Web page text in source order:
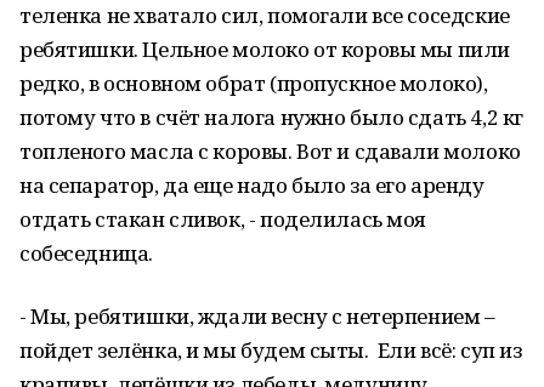
теленка не хватало сил, помогали все соседские
ребятишки. Цельное молоко от коровы мы пили
редко, в основном обрат (пропускное молоко),
потому что в счёт налога нужно было сдать 4,2 кг
топленого масла с коровы. Вот и сдавали молоко
на сепаратор, да еще надо было за его аренду
отдать стакан сливок, - поделилась моя
собеседница.
- Мы, ребятишки, ждали весну с нетерпением –
пойдет зелёнка, и мы будем сыты. Ели всё: суп из